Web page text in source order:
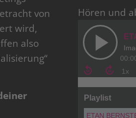
von
wird,
also
Hören und